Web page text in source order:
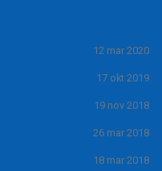
12 mar 2020
17 okt 2019
19 nov 2018
26 mar 2018
18 mar 2018